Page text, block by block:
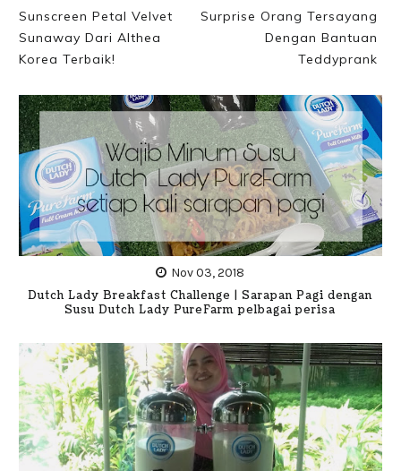
Sunscreen Petal Velvet
Sunaway Dari Althea
Korea Terbaik!
Surprise Orang Tersayang
Dengan Bantuan
Teddyprank
Nov 03, 2018
Dutch Lady Breakfast Challenge | Sarapan Pagi dengan
Susu Dutch Lady PureFarm pelbagai perisa